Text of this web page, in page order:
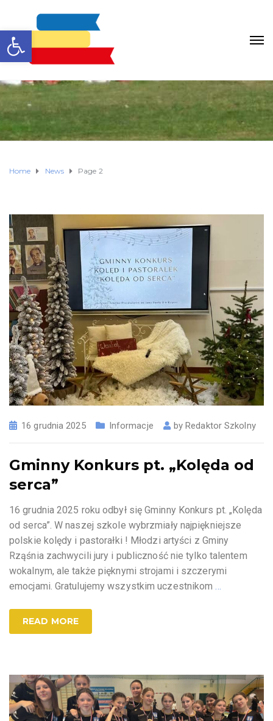
Otwórz pasek narzędzi
Home News Page 2
16 grudnia 2025 Informacje by Redaktor Szkolny
Gminny Konkurs pt. „Kolęda od
serca”
16 grudnia 2025 roku odbył się Gminny Konkurs pt. „Kolęda
od serca”. W naszej szkole wybrzmiały najpiękniejsze
polskie kolędy i pastorałki ! Młodzi artyści z Gminy
Rząśnia zachwycili jury i publiczność nie tylko talentem
wokalnym, ale także pięknymi strojami i szczerymi
emocjami. Gratulujemy wszystkim uczestnikom…
READ MORE